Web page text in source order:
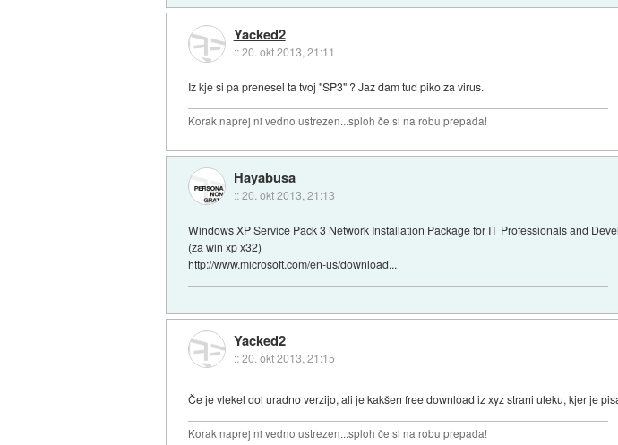
Yacked2
::20. okt 2013, 21:11
Iz kje si pa prenesel ta tvoj "SP3" ? Jaz dam tud piko za virus.
Korak naprej ni vedno ustrezen...sploh če si na robu prepada!
Hayabusa
::20. okt 2013, 21:13
Windows XP Service Pack 3 Network Installation Package for IT Professionals and
(za win xp x32)
http://www.microsoft.com/en-us/download...
Yacked2
::20. okt 2013, 21:15
Če je vlekel dol uradno verzijo, ali je kakšen free download iz xyz strani uleku, kjer je
Korak naprej ni vedno ustrezen...sploh če si na robu prepada!